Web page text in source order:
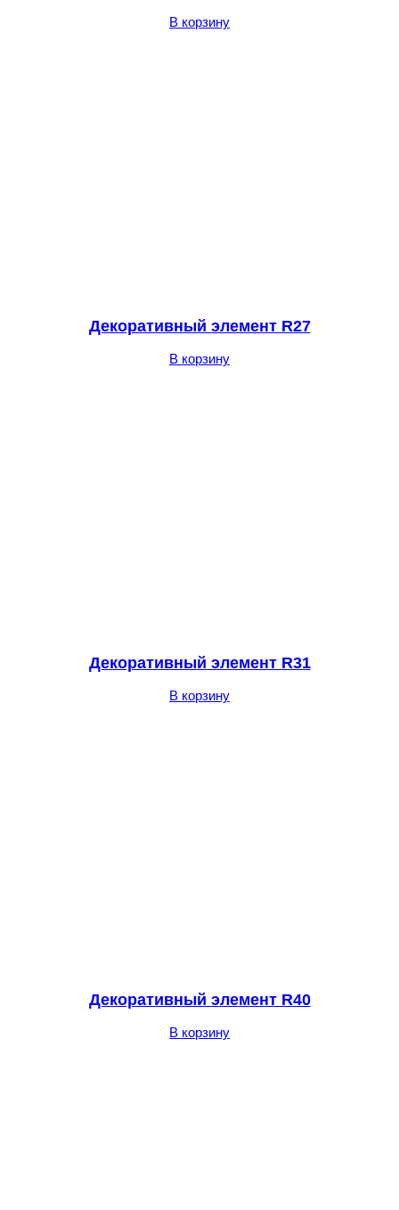
В корзину
Декоративный элемент R27
В корзину
Декоративный элемент R31
В корзину
Декоративный элемент R40
В корзину